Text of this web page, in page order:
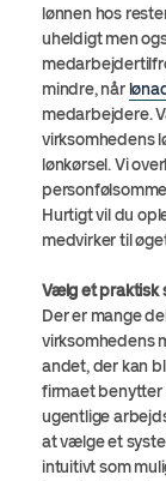
lønnen hos
uheldigt men
mindre, når
medarbejdere.
virksomhedens
lønkørsel. Vi
Hurtigt vil du
medvirker til
Vælg et praktisk
Der er mange
virksomhedens
andet, der kan
firmaet benytter
ugentlige
at vælge et
intuitivt som